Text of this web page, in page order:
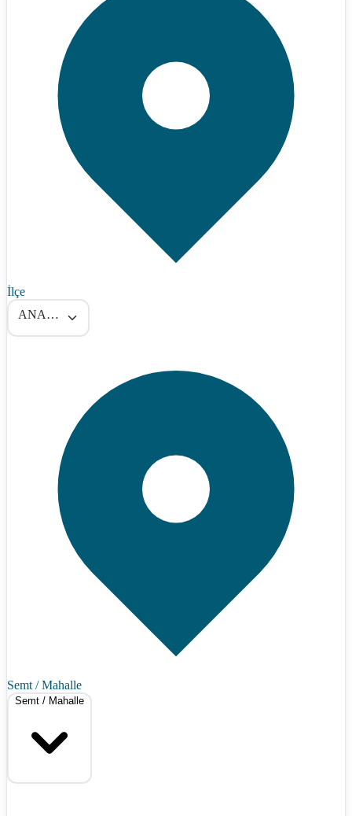
İlçe
ANAMUR
Semt / Mahalle
Semt / Mahalle